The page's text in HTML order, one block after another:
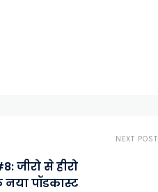
NEXT POST
जीरो से हीरो
नया पॉडकास्ट